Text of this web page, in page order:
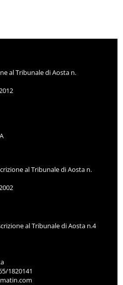
al Tribunale di Aosta n.
al Tribunale di Aosta n.
al Tribunale di Aosta n.4
1820141